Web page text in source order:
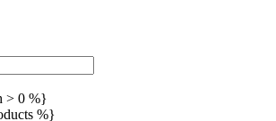
> 0 %}
%}